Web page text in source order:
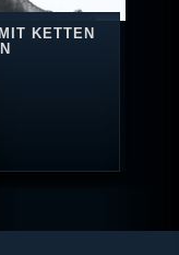
KETTEN